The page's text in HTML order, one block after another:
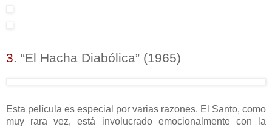
3. “El Hacha Diabólica” (1965)
Esta película es especial por varias razones. El Santo, como
muy rara vez, está involucrado emocionalmente con la